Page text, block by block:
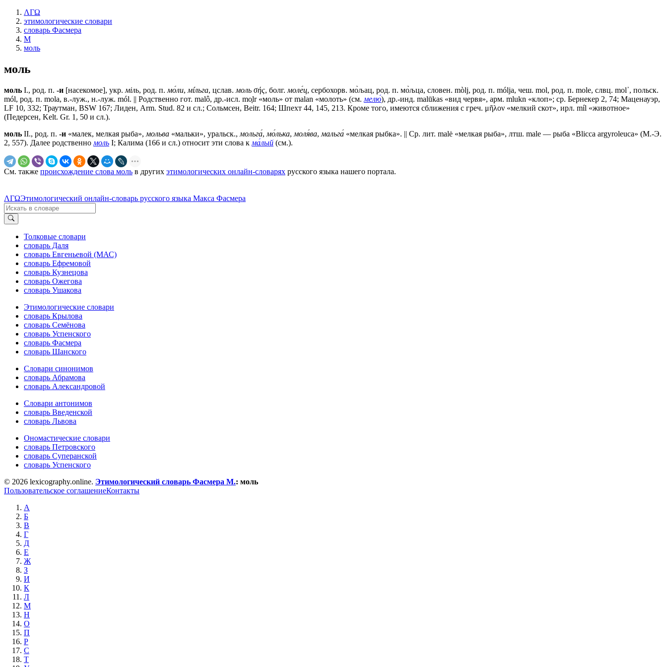
ΛΓΩ
этимологические словари
словарь Фасмера
М
моль
моль
моль I., род. п. -и [насекомое], укр. мiль, род. п. мо́ли, мíльга, цслав. моль σής, болг. моле́ц, сербохорв. мо̀љац, род. п. мо̀љца, словен. mòlj, род. п. mólja, чеш. mol, род. п. mоlе, слвц. mоl᾽, польск.
mól, род. п. mоlа, в.-луж., н.-луж. mól. || Родственно гот. malô, др.-исл. mo֤lr «моль» от mаlаn «молоть» (см. мелю́), др.-инд. malūkas «вид червя», арм. mlukn «клоп»; ср. Бернекер 2, 74; Маценауэр,
LF 10, 332; Траутман, ВSW 167; Лиден, Arm. Stud. 82 и сл.; Сольмсен, Beitr. 164; Шпехт 44, 145, 213. Кроме того, имеются сближения с греч. μῆλον «мелкий скот», ирл. míl «животное»
(Педерсен, Kelt. Gr. 1, 50 и сл.).
моль II., род. п. -и «малек, мелкая рыба», мольва «мальки», уральск., мольга́, мо́лька, моля́ва, мальга́ «мелкая рыбка». || Ср. лит. malė «мелкая рыба», лтш. male — рыба «Вliсса аrgуrоlеuса» (М.-Э.
2, 557). Далее родственно моль I; Калима (166 и сл.) относит эти слова к ма́лый (см.).
См. также происхождение слова моль в других этимологических онлайн-словарях русского языка нашего портала.
ΛΓΩЭтимологический онлайн-словарь русского языка Макса Фасмера
Толковые словари
словарь Даля
словарь Евгеньевой (МАС)
словарь Ефремовой
словарь Кузнецова
словарь Ожегова
словарь Ушакова
Этимологические словари
словарь Крылова
словарь Семёнова
словарь Успенского
словарь Фасмера
словарь Шанского
Словари синонимов
словарь Абрамова
словарь Александровой
Словари антонимов
словарь Введенской
словарь Львова
Ономастические словари
словарь Петровского
словарь Суперанской
словарь Успенского
© 2026 lexicography.online. Этимологический словарь Фасмера М.: моль
Пользовательское соглашениеКонтакты
А
Б
В
Г
Д
Е
Ж
З
И
К
Л
М
Н
О
П
Р
С
Т